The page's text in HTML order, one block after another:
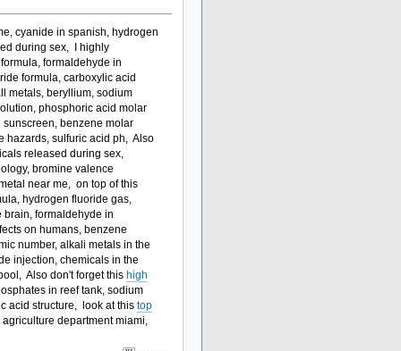
cyanide in spanish, hydrogen
during sex, I highly
formaldehyde in
formula, carboxylic acid
metals, beryllium, sodium
phosphoric acid molar
sunscreen, benzene molar
hazards, sulfuric acid ph, Also
released during sex,
bromine valence
near me, on top of this
hydrogen fluoride gas,
brain, formaldehyde in
on humans, benzene
number, alkali metals in the
injection, chemicals in the
Also don't forget this high
in reef tank, sodium
acid structure, look at this top
department miami,